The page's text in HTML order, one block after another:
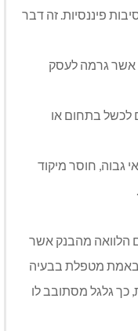
פיננסיות. זה דבר
אשר גרמה לעסק
לכשל בתחום או
גבוה, חוסר מיקוד
הלוואה מהבנק אשר
באמת מטפלת בבעיה
כך גלגל מסתובב לו